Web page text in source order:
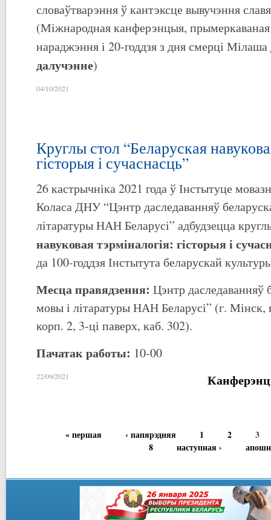
словаўтварэння ў кантэксце вывучэння
(Міжнародная канферэнцыя, прымеркаваная
нараджэння і 20-годдзя з дня смерці
далучэнне)
04/10/2021
Круглы стол “Беларуская
гісторыя і сучаснасць”
26 кастрычніка 2021 года ў Інстытуце
Коласа ДНУ “Цэнтр даследаванняў
літаратуры НАН Беларусі” адбудзецца
навуковая тэрміналогія: гісторыя і
да 100-годдзя Інстытута беларускай
Месца правядзення: Цэнтр даследаванняў
мовы і літаратуры НАН Беларусі” (г. Мінск,
корп. 2, 3-ці паверх, каб. 302).
Пачатак работы: 10-00
22/09/2021
« першая ‹ папярэдняя 1 2
3
8
наступная ›